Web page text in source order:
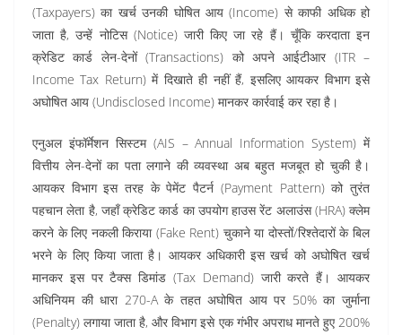
(Taxpayers) का खर्च उनकी घोषित आय (Income) से काफी अधिक हो
जाता है, उन्हें नोटिस (Notice) जारी किए जा रहे हैं। चूँकि करदाता इन
क्रेडिट कार्ड लेन-देनों (Transactions) को अपने आईटीआर (ITR –
Income Tax Return) में दिखाते ही नहीं हैं, इसलिए आयकर विभाग इसे
अघोषित आय (Undisclosed Income) मानकर कार्रवाई कर रहा है।
एनुअल इंफॉर्मेशन सिस्टम (AIS – Annual Information System) में
वित्तीय लेन-देनों का पता लगाने की व्यवस्था अब बहुत मजबूत हो चुकी है।
आयकर विभाग इस तरह के पेमेंट पैटर्न (Payment Pattern) को तुरंत
पहचान लेता है, जहाँ क्रेडिट कार्ड का उपयोग हाउस रेंट अलाउंस (HRA) क्लेम
करने के लिए नकली किराया (Fake Rent) चुकाने या दोस्तों/रिश्तेदारों के बिल
भरने के लिए किया जाता है। आयकर अधिकारी इस खर्च को अघोषित खर्च
मानकर इस पर टैक्स डिमांड (Tax Demand) जारी करते हैं। आयकर
अधिनियम की धारा 270-A के तहत अघोषित आय पर 50% का जुर्माना
(Penalty) लगाया जाता है, और विभाग इसे एक गंभीर अपराध मानते हुए 200%